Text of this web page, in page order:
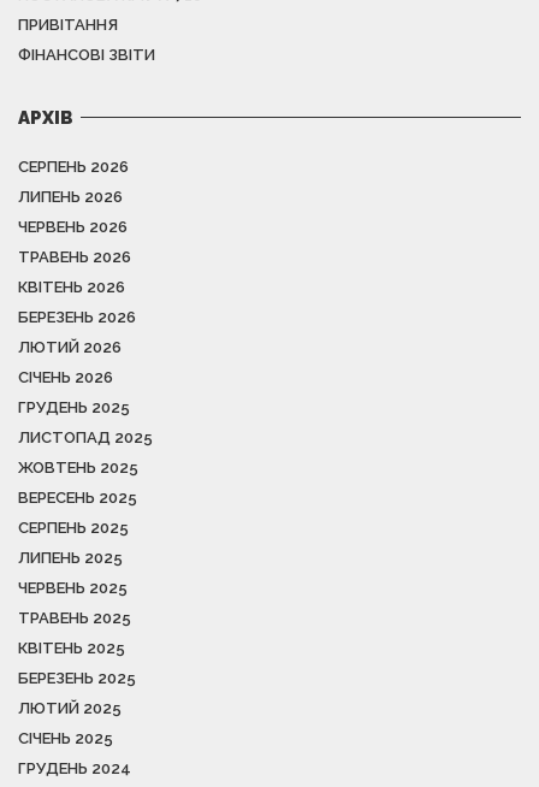
ПРИВІТАННЯ
ФІНАНСОВІ ЗВІТИ
АРХІВ
СЕРПЕНЬ 2026
ЛИПЕНЬ 2026
ЧЕРВЕНЬ 2026
ТРАВЕНЬ 2026
КВІТЕНЬ 2026
БЕРЕЗЕНЬ 2026
ЛЮТИЙ 2026
СІЧЕНЬ 2026
ГРУДЕНЬ 2025
ЛИСТОПАД 2025
ЖОВТЕНЬ 2025
ВЕРЕСЕНЬ 2025
СЕРПЕНЬ 2025
ЛИПЕНЬ 2025
ЧЕРВЕНЬ 2025
ТРАВЕНЬ 2025
КВІТЕНЬ 2025
БЕРЕЗЕНЬ 2025
ЛЮТИЙ 2025
СІЧЕНЬ 2025
ГРУДЕНЬ 2024